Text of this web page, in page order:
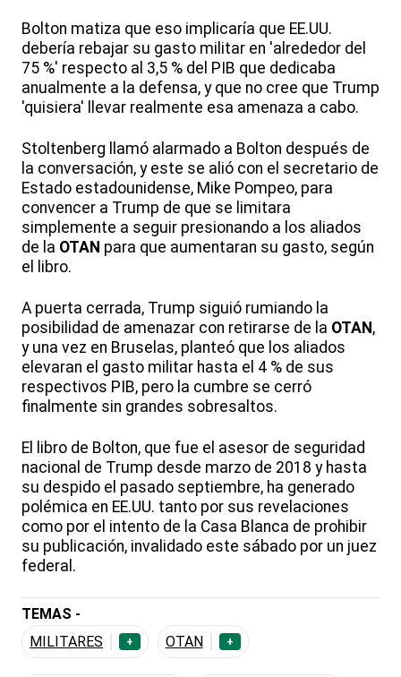
Bolton matiza que eso implicaría que EE.UU.
debería rebajar su gasto militar en 'alrededor del
75 %' respecto al 3,5 % del PIB que dedicaba
anualmente a la defensa, y que no cree que Trump
'quisiera' llevar realmente esa amenaza a cabo.
Stoltenberg llamó alarmado a Bolton después de
la conversación, y este se alió con el secretario de
Estado estadounidense, Mike Pompeo, para
convencer a Trump de que se limitara
simplemente a seguir presionando a los aliados
de la OTAN para que aumentaran su gasto, según
el libro.
A puerta cerrada, Trump siguió rumiando la
posibilidad de amenazar con retirarse de la OTAN ,
y una vez en Bruselas, planteó que los aliados
elevaran el gasto militar hasta el 4 % de sus
respectivos PIB, pero la cumbre se cerró
finalmente sin grandes sobresaltos.
El libro de Bolton, que fue el asesor de seguridad
nacional de Trump desde marzo de 2018 y hasta
su despido el pasado septiembre, ha generado
polémica en EE.UU. tanto por sus revelaciones
como por el intento de la Casa Blanca de prohibir
su publicación, invalidado este sábado por un juez
federal.
TEMAS -
MILITARES
+ OTAN +